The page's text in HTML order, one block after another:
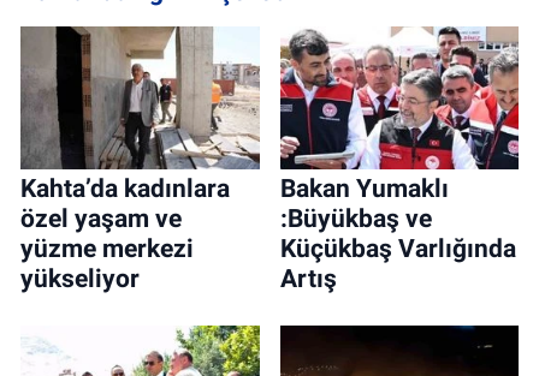
Kahta’da kadınlara
özel yaşam ve
yüzme merkezi
yükseliyor
Bakan Yumaklı
:Büyükbaş ve
Küçükbaş Varlığında
Artış